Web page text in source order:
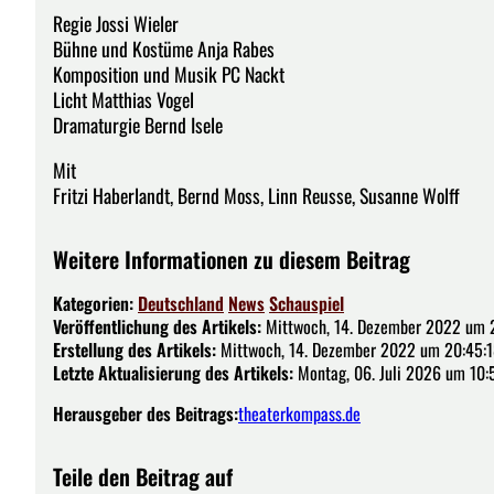
Regie Jossi Wieler
Bühne und Kostüme Anja Rabes
Komposition und Musik PC Nackt
Licht Matthias Vogel
Dramaturgie Bernd Isele
Mit
Fritzi Haberlandt, Bernd Moss, Linn Reusse, Susanne Wolff
Weitere Informationen zu diesem Beitrag
Kategorien: Deutschland NewsSchauspiel
Veröffentlichung des Artikels: Mittwoch, 14. Dezember 2022 um
Erstellung des Artikels: Mittwoch, 14. Dezember 2022 um
Letzte Aktualisierung des Artikels: Montag, 06. Juli 2026 um
Herausgeber des Beitrags:theaterkompass.de
Teile den Beitrag auf